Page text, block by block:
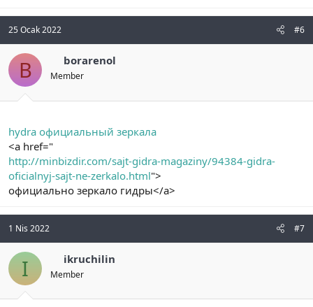
25 Ocak 2022 #6
B borarenol
Member
hydra официальный зеркала
<a href="
http://minbizdir.com/sajt-gidra-magaziny/94384-gidra-
oficialnyj-sajt-ne-zerkalo.html">
официально зеркало гидры</a>
1 Nis 2022 #7
I ikruchilin
Member